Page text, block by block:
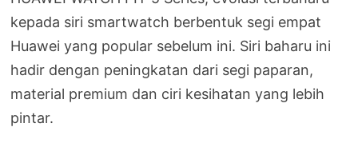
kepada siri smartwatch berbentuk segi empat
Huawei yang popular sebelum ini. Siri baharu ini
hadir dengan peningkatan dari segi paparan,
material premium dan ciri kesihatan yang lebih
pintar.